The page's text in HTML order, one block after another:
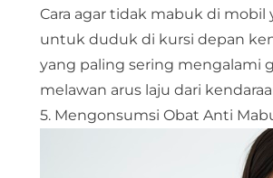
Cara agar tidak mabuk di
untuk duduk di kursi depan
yang paling sering mengalami
melawan arus laju dari
5. Mengonsumsi Obat Anti